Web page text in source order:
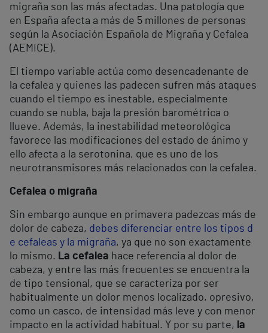
migraña son las más afectadas. Una patología que
en España afecta a más de 5 millones de personas
según la Asociación Española de Migraña y Cefalea
(AEMICE).
El tiempo variable actúa como desencadenante de
la cefalea y quienes las padecen sufren más ataques
cuando el tiempo es inestable, especialmente
cuando se nubla, baja la presión barométrica o
llueve. Además, la inestabilidad meteorológica
favorece las modificaciones del estado de ánimo y
ello afecta a la serotonina, que es uno de los
neurotransmisores más relacionados con la cefalea.
Cefalea o migraña
Sin embargo aunque en primavera padezcas más de
dolor de cabeza, debes diferenciar entre los tipos d
e cefaleas y la migraña, ya que no son exactamente
lo mismo. La cefalea hace referencia al dolor de
cabeza, y entre las más frecuentes se encuentra la
de tipo tensional, que se caracteriza por ser
habitualmente un dolor menos localizado, opresivo,
como un casco, de intensidad más leve y con menor
impacto en la actividad habitual. Y por su parte, la